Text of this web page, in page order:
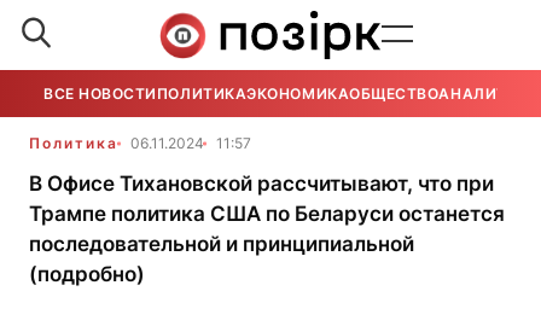
ВСЕ НОВОСТИ ПОЛИТИКАЭКОНОМИКАОБЩЕСТВОАНАЛИТИКА
Политика 06.11.2024 11:57
В Офисе Тихановской рассчитывают, что при
Трампе политика США по Беларуси останется
последовательной и принципиальной
(подробно)